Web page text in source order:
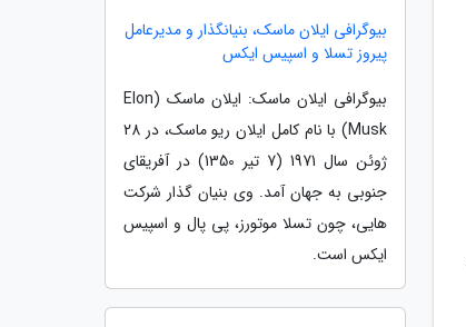
بیوگرافی ایلان ماسک، بنیانگذار و مدیرعامل
پیروز تسلا و اسپیس ایکس
بیوگرافی ایلان ماسک: ایلان ماسک (Elon
Musk) با نام کامل ایلان ریو ماسک، در 28
ژوئن سال 1971 (7 تیر 1350) در آفریقای
جنوبی به جهان آمد. وی بنیان گذار شرکت
هایی، چون تسلا موتورز، پی پال و اسپیس
ایکس است.